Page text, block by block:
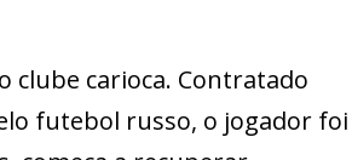
clube carioca. Contratado
futebol russo, o jogador foi